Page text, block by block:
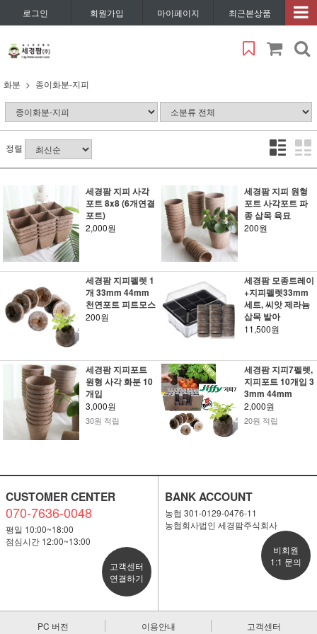
로그인 회원가입 마이페이지 최근본상품
화분 종이화분-지피
정렬
세경팜 지피 사각
포트 8x8 (6개연결
포트)
2,000원
세경팜 지피 원형
포트 사각포트 파
종 삽목 육묘
200원
세경팜 지피펠렛 1
개 33mm 44mm
천연포트 피트모스
200원
세경팜 모종트레이
+지피펠렛33mm
세트, 씨앗 제라늄
삽목 발아
11,500원
세경팜 지피포트
원형 사각 화분 10
개입
3,000원
30원 적립
세경팜 지피7펠렛,
지피포트 10개입 3
3mm 44mm
2,000원
20원 적립
CUSTOMER CENTER
070-7636-0048
평일 10:00~18:00
점심시간 12:00~13:00
고객센터
연결하기
BANK ACCOUNT
농협 301-0129-0476-11
농협회사법인 세경팜주식회사
비회원
1:1 문의
PC 버전 이용안내 고객센터